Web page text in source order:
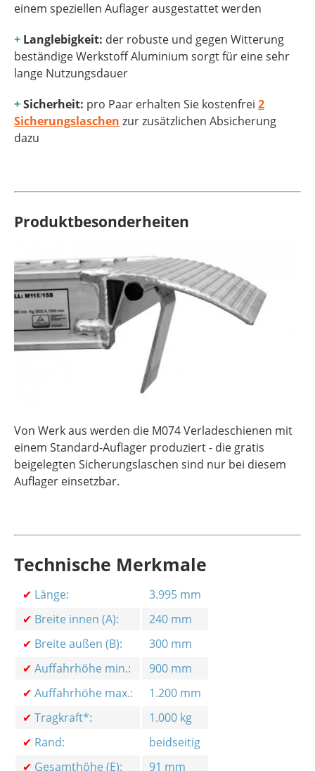
einem speziellen Auflager ausgestattet werden
+ Langlebigkeit: der robuste und gegen Witterung
beständige Werkstoff Aluminium sorgt für eine sehr
lange Nutzungsdauer
+Sicherheit: pro Paar erhalten Sie kostenfrei 2
Sicherungslaschen zur zusätzlichen Absicherung
dazu
Produktbesonderheiten
Von Werk aus werden die M074 Verladeschienen mit
einem Standard-Auflager produziert - die gratis
beigelegten Sicherungslaschen sind nur bei diesem
Auflager einsetzbar.
Technische Merkmale
✔ Länge:
3.995 mm
✔ Breite innen (A):
240 mm
✔ Breite außen (B):
300 mm
✔ Auffahrhöhe min.:
900 mm
✔ Auffahrhöhe max.:
1.200 mm
✔ Tragkraft*:
1.000 kg
✔ Rand:
beidseitig
✔ Gesamthöhe (E): 91 mm